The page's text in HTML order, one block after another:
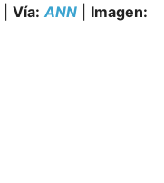
Vía: ANN
Imagen: